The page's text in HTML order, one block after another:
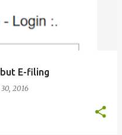
E-filing
2016